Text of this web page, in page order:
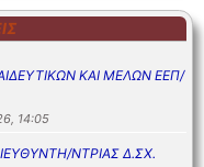
ΚΑΙ ΜΕΛΩΝ ΕΕΠ/
14:05
ΝΤΡΙΑΣ Δ.ΣΧ.